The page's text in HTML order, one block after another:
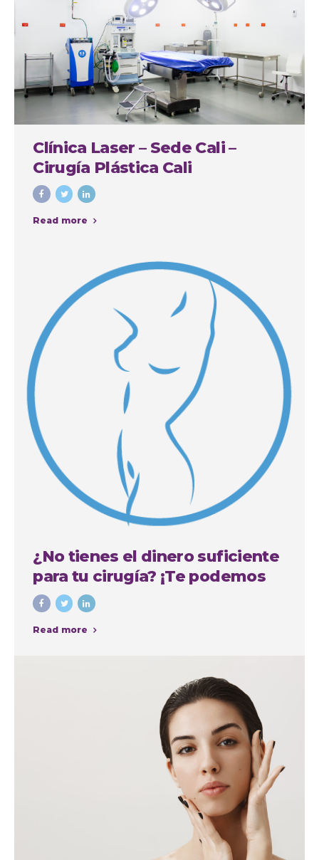
Clínica Laser – Sede Cali –
Cirugía Plástica Cali
Read more
¿No tienes el dinero suficiente
para tu cirugía? ¡Te podemos
financiar!
Read more